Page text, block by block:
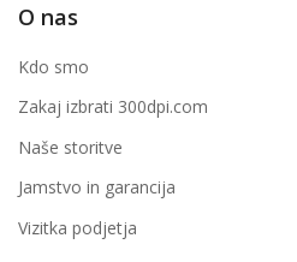
O nas
Kdo smo
Zakaj izbrati 300dpi.com
Naše storitve
Jamstvo in garancija
Vizitka podjetja